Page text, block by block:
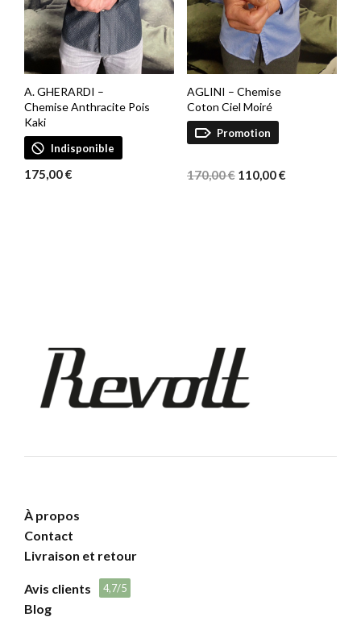
A. GHERARDI –
Chemise Anthracite Pois
Kaki
Indisponible
175,00€
AGLINI – Chemise
Coton Ciel Moiré
Promotion
170,00€ prix
110,00€prix
À propos
Contact
Livraison et retour
Avis clients 4,7/5
Blog